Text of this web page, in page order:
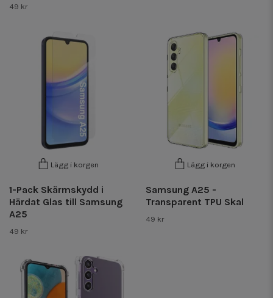
49 kr
Lägg i korgen
1-Pack Skärmskydd i
Härdat Glas till Samsung
A25
49 kr
Lägg i korgen
Samsung A25 -
Transparent TPU Skal
49 kr